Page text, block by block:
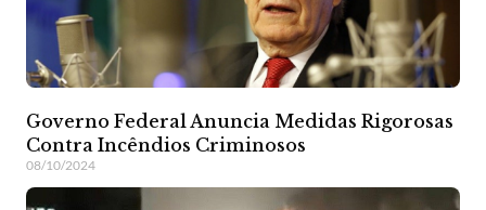
Governo Federal Anuncia Medidas Rigorosas
Contra Incêndios Criminosos
08/10/2024